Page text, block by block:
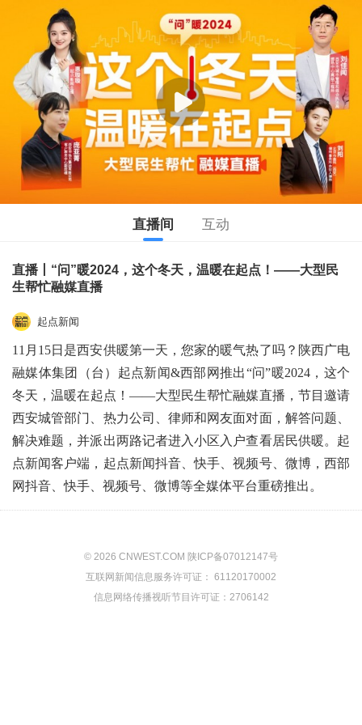
直播间 互动
直播丨“问”暖2024，这个冬天，温暖在起点！——大型民
生帮忙融媒直播
起点新闻
11月15日是西安供暖第一天，您家的暖气热了吗？陕西广电
融媒体集团（台）起点新闻&西部网推出“问”暖2024，这个
冬天，温暖在起点！——大型民生帮忙融媒直播，节目邀请
西安城管部门、热力公司、律师和网友面对面，解答问题、
解决难题，并派出两路记者进入小区入户查看居民供暖。起
点新闻客户端，起点新闻抖音、快手、视频号、微博，西部
网抖音、快手、视频号、微博等全媒体平台重磅推出。
© 2026 CNWEST.COM 陕ICP备07012147号
互联网新闻信息服务许可证： 61120170002
信息网络传播视听节目许可证：2706142